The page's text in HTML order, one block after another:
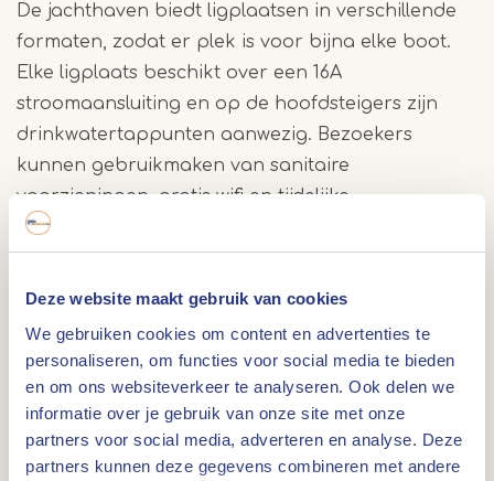
Deze website maakt gebruik van cookies
We gebruiken cookies om content en advertenties te
personaliseren, om functies voor social media te bieden
en om ons websiteverkeer te analyseren. Ook delen we
informatie over je gebruik van onze site met onze
partners voor social media, adverteren en analyse. Deze
partners kunnen deze gegevens combineren met andere
De jachthaven biedt ligplaatsen in verschillende
formaten, zodat er plek is voor bijna elke boot.
Elke ligplaats beschikt over een 16A
stroomaansluiting en op de hoofdsteigers zijn
drinkwatertappunten aanwezig. Bezoekers
kunnen gebruikmaken van sanitaire
voorzieningen, gratis wifi en tijdelijke
parkeergelegenheid. Voor extra veiligheid is de
haven uitgerust met cameratoezicht. Daarnaast is
er een tankstation aanwezig voor het bijvullen
Ontdek de omgeving van Maasbracht
Wie aanmeert bij Van der Laan Yachting kan niet
alleen genieten van de rust aan het water, maar